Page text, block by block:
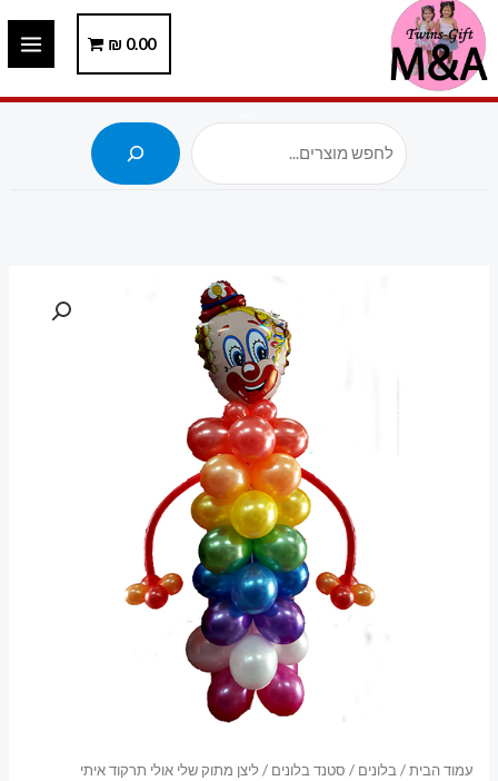
דילוג
לתוכן
0.00
₪
עמוד הבית/ בלונים / סטנד בלונים / ליצן מתוק שלי אולי תרקוד איתי